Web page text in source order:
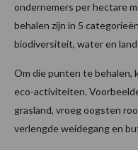
ondernemers per hectare
behalen zijn in 5
biodiversiteit, water en
Om die punten te behalen,
eco-activiteiten.
grasland, vroeg oogsten
verlengde weidegang en